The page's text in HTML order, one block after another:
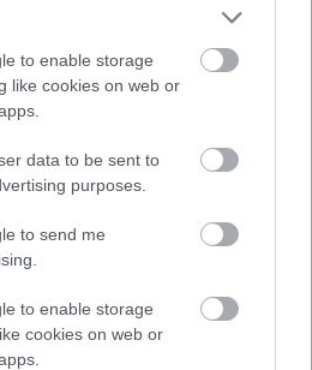
to enable storage
like cookies on web or
data to be sent to
purposes.
to send me
to enable storage
cookies on web or
sorozatból származik,
Hardy 31 éves rajtuk